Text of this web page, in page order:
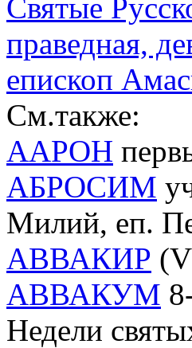
Святые
праведная,
епископ
См.также:
ААРОН
АБРОСИМ
Милий, еп.
АВВАКИР
АВВАКУМ
Недели